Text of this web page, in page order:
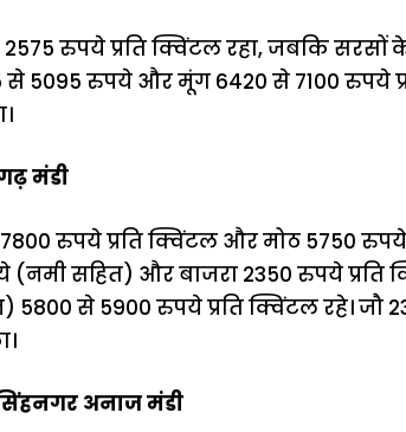
रुपये प्रति क्विंटल रहा, जबकि
से 5095 रुपये और मूंग 6420 से 7100 रुपये
मंडी
रुपये प्रति क्विंटल और मोठ 5750 रुपये
सहित) और बाजरा 2350 रुपये प्रति
से 5900 रुपये प्रति क्विंटल रहे। जौ
अनाज मंडी